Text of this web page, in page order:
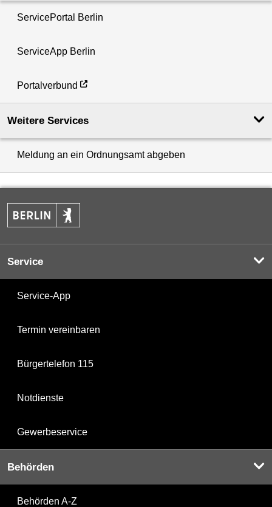
ServicePortal Berlin
ServiceApp Berlin
Portalverbund
Weitere Services
Meldung an ein Ordnungsamt abgeben
Service
Service-App
Termin vereinbaren
Bürgertelefon 115
Notdienste
Gewerbeservice
Behörden
Behörden A-Z